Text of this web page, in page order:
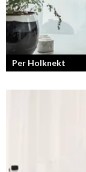
Per Holknekt